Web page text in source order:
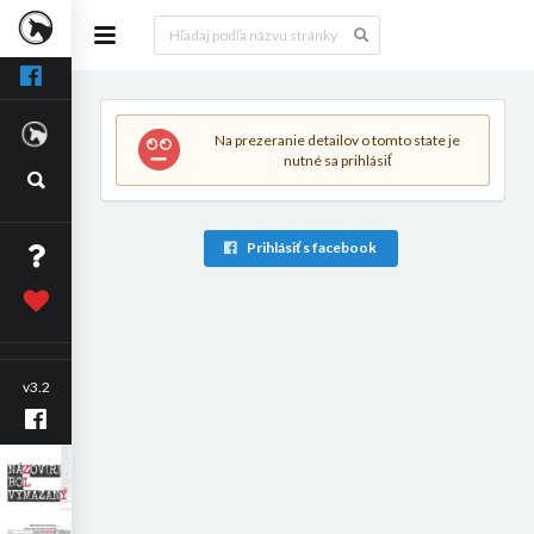
v3.2
Na prezeranie detailov o tomto state je
nutné sa prihlásiť
Prihlásiť s facebook